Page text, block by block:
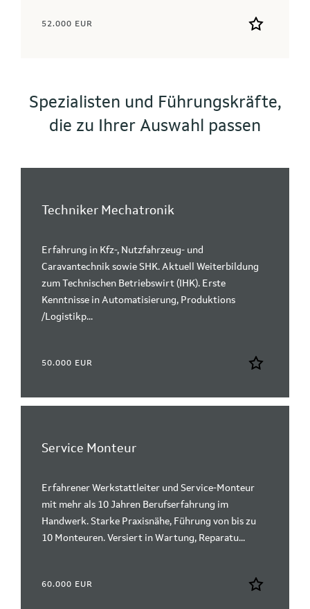
52.000 EUR
Spezialisten und Führungskräfte,
die zu Ihrer Auswahl passen
Techniker Mechatronik
Erfahrung in Kfz-, Nutzfahrzeug- und
Caravantechnik sowie SHK. Aktuell Weiterbildung
zum Technischen Betriebswirt (IHK). Erste
Kenntnisse in Automatisierung, Produktions
/Logistikp...
50.000 EUR
Service Monteur
Erfahrener Werkstattleiter und Service-Monteur
mit mehr als 10 Jahren Berufserfahrung im
Handwerk. Starke Praxisnähe, Führung von bis zu
10 Monteuren. Versiert in Wartung, Reparatu...
60.000 EUR